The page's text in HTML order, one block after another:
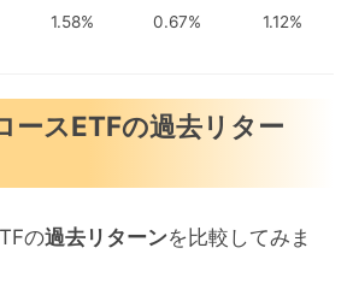
1.58% 0.67% 1.12%
ースETFの過去リター
の過去リターンを比較してみま